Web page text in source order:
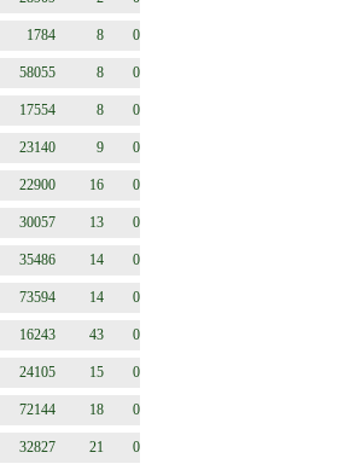
1784 8 0
58055 8 0
17554 8 0
23140 9 0
22900 16 0
30057 13 0
35486 14 0
73594 14 0
16243 43 0
24105 15 0
72144 18 0
32827 21 0